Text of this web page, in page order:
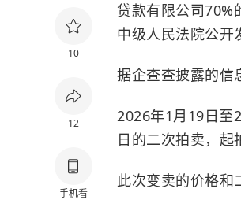
10
12
手机看
贷款有限公司70%
中级人民法院公开
据企查查披露的信
2026年1月19日至
日的二次拍卖，起
此次变卖的价格和